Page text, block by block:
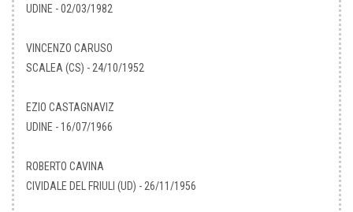
UDINE - 02/03/1982
VINCENZO CARUSO
SCALEA (CS) - 24/10/1952
EZIO CASTAGNAVIZ
UDINE - 16/07/1966
ROBERTO CAVINA
CIVIDALE DEL FRIULI (UD) - 26/11/1956